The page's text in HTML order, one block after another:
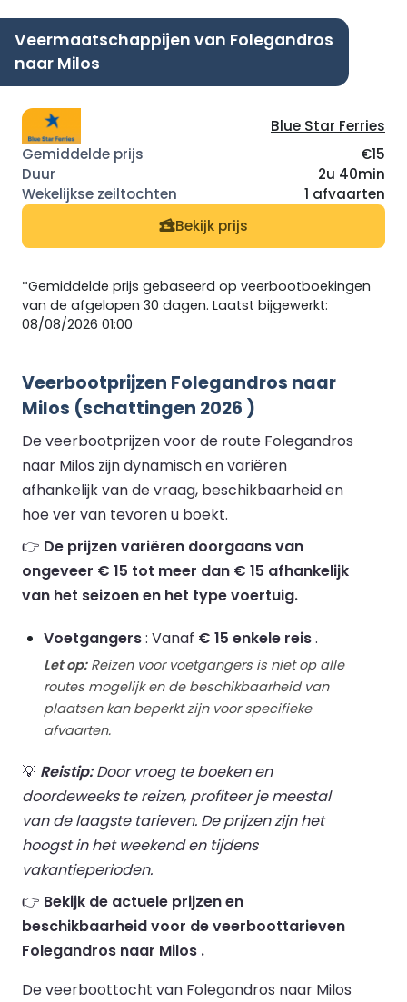
Veermaatschappijen van Folegandros
naar Milos
Blue Star Ferries
€15
2u 40min
1 afvaarten
Bekijk prijs
*Gemiddelde prijs gebaseerd op veerbootboekingen
van de afgelopen 30 dagen. Laatst bijgewerkt:
08/08/2026 01:00
Veerbootprijzen Folegandros naar
Milos (schattingen 2026 )
De veerbootprijzen voor de route Folegandros
naar Milos zijn dynamisch en variëren
afhankelijk van de vraag, beschikbaarheid en
hoe ver van tevoren u boekt.
👉 De prijzen variëren doorgaans van
ongeveer € 15 tot meer dan € 15 afhankelijk
van het seizoen en het type voertuig.
Voetgangers: Vanaf € 15 enkele reis.
Let op:Reizen voor voetgangers is niet op alle
routes mogelijk en de beschikbaarheid van
plaatsen kan beperkt zijn voor specifieke
afvaarten.
💡 Reistip:Door vroeg te boeken en
doordeweeks te reizen, profiteer je meestal
van de laagste tarieven. De prijzen zijn het
hoogst in het weekend en tijdens
vakantieperioden.
👉 Bekijk de actuele prijzen en
beschikbaarheid voor de veerboottarieven
Folegandros naar Milos .
De veerboottocht van Folegandros naar Milos